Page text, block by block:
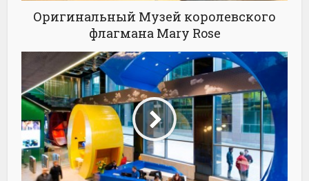
Оригинальный Музей королевского
флагмана Mary Rose